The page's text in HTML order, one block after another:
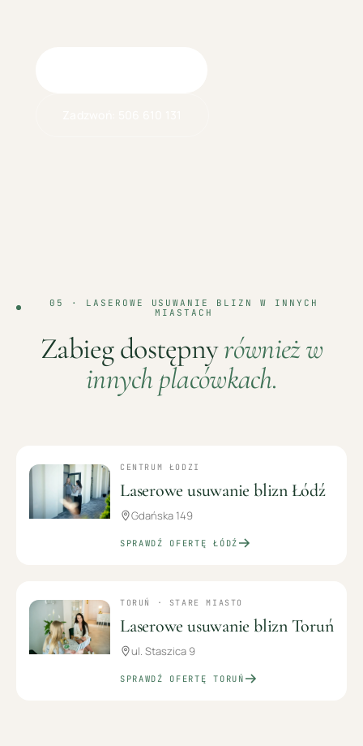
05 · LASEROWE USUWANIE BLIZN
W INNYCH
MIASTACH
Zabieg dostępnyrównież w
innych placówkach.
CENTRUM ŁODZI
Laserowe usuwanie blizn Łódź
Gdańska 149
SPRAWDŹ OFERTĘŁÓDŹ
TORUŃ · STARE MIASTO
Laserowe usuwanie blizn Toruń
ul. Staszica 9
SPRAWDŹ OFERTĘTORUŃ